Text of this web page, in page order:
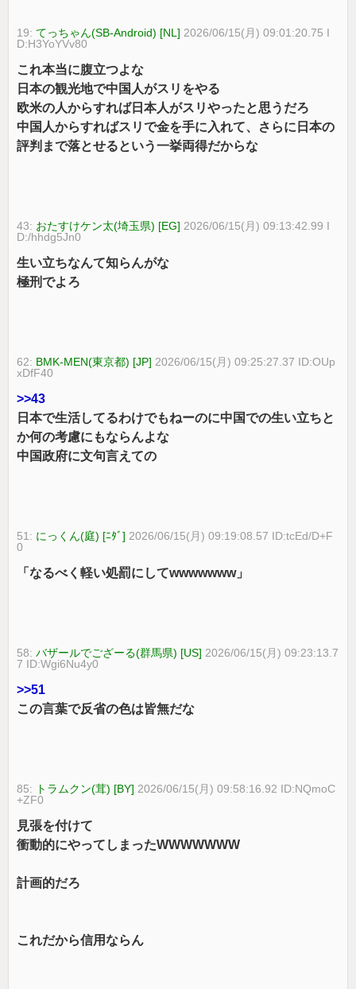
19:てっちゃん(SB-Android) [NL] 2026/06/15(月) 09:01:20.75 I
D:H3YoYVv80
これ本当に腹立つよな
日本の観光地で中国人がスリをやる
欧米の人からすれば日本人がスリやったと思うだろ
中国人からすればスリで金を手に入れて、さらに日本の
評判まで落とせるという一挙両得だからな
43: おたすけケン太(埼玉県) [EG] 2026/06/15(月) 09:13:42.99 I
D:/hhdg5Jn0
生い立ちなんて知らんがな
極刑でよろ
62: BMK-MEN(東京都) [JP] 2026/06/15(月) 09:25:27.37 ID:OUp
xDfF40
>>43
日本で生活してるわけでもねーのに中国での生い立ちと
か何の考慮にもならんよな
中国政府に文句言えての
51: にっくん(庭) [ﾆﾀﾞ] 2026/06/15(月) 09:19:08.57 ID:tcEd/D+F
0
「なるべく軽い処罰にしてwwwwwww」
58:バザールでござーる(群馬県) [US] 2026/06/15(月) 09:23:13.7
7 ID:Wgi6Nu4y0
>>51
この言葉で反省の色は皆無だな
85: トラムクン(茸) [BY] 2026/06/15(月) 09:58:16.92 ID:NQmoC
+ZF0
見張を付けて
衝動的にやってしまったWWWWWWW
計画的だろ
これだから信用ならん